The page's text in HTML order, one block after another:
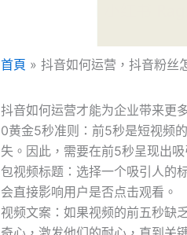
首頁 抖音如何运营，抖音粉丝
抖音如何运营才能为企业带来更
0黄金5秒准则：前5秒是短视频
失。因此，需要在前5秒呈现出吸
包视频标题：选择一个吸引人的
会直接影响用户是否点击观看。
视频文案：如果视频的前五秒缺